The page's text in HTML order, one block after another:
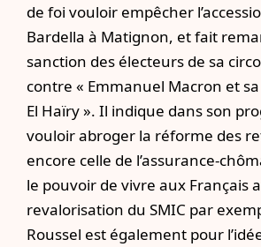
de foi vouloir empêcher
Bardella à Matignon, et fait
sanction des électeurs de sa
contre « Emmanuel Macron et
El Haïry ». Il indique dans son
vouloir abroger la réforme des
encore celle de l’assurance-
le pouvoir de vivre aux Français
revalorisation du SMIC par
Roussel est également pour